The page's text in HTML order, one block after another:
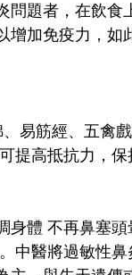
問題者，在飲食
增加免疫力，如
提高抵抗力，保
身體 不再鼻塞頭
中醫將過敏性